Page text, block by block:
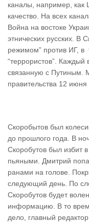
каналы, например, как
качество. На всех
Война на востоке
этнических русских. В
режимом” против ИГ,
“террористов”. Каждый
связанную с Путиным.
правительства 12
Скоробытов был
до прошлого года. В
Скоробутов был избит
пьяными. Дмитрий
ранами на голове.
следующий день. По
Скоробутов будет
информацию. В то
дело, главный